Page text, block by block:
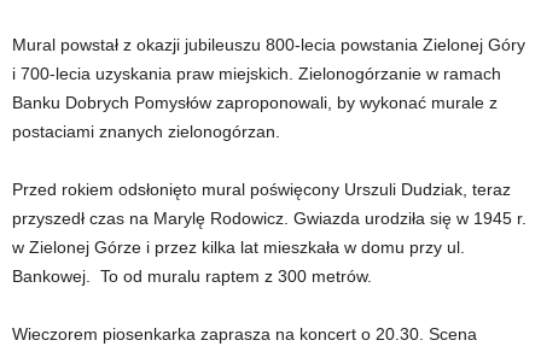
Mural powstał z okazji jubileuszu 800-lecia powstania Zielonej Góry
i 700-lecia uzyskania praw miejskich. Zielonogórzanie w ramach
Banku Dobrych Pomysłów zaproponowali, by wykonać murale z
postaciami znanych zielonogórzan.
Przed rokiem odsłonięto mural poświęcony Urszuli Dudziak, teraz
przyszedł czas na Marylę Rodowicz. Gwiazda urodziła się w 1945 r.
w Zielonej Górze i przez kilka lat mieszkała w domu przy ul.
Bankowej. To od muralu raptem z 300 metrów.
Wieczorem piosenkarka zaprasza na koncert o 20.30. Scena